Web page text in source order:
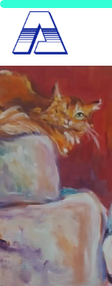
Skip
to
content